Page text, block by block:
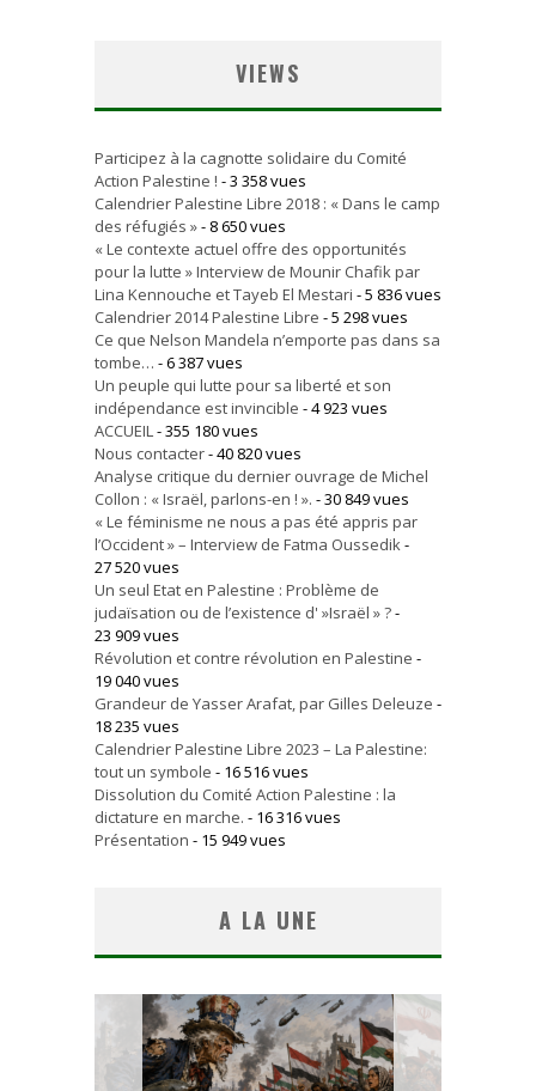
VIEWS
Participez à la cagnotte solidaire du Comité
Action Palestine ! - 3 358 vues
Calendrier Palestine Libre 2018 : « Dans le camp
des réfugiés »- 8 650 vues
« Le contexte actuel offre des opportunités
pour la lutte » Interview de Mounir Chafik par
Lina Kennouche et Tayeb El Mestari - 5 836 vues
Calendrier 2014 Palestine Libre - 5 298 vues
Ce que Nelson Mandela n’emporte pas dans sa
tombe… - 6 387 vues
Un peuple qui lutte pour sa liberté et son
indépendance est invincible - 4 923 vues
ACCUEIL- 355 180 vues
Nous contacter- 40 820 vues
Analyse critique du dernier ouvrage de Michel
Collon : « Israël, parlons-en ! ». - 30 849 vues
« Le féminisme ne nous a pas été appris par
l’Occident » – Interview de Fatma Oussedik-
27 520 vues
Un seul Etat en Palestine : Problème de
judaïsation ou de l’existence d' »Israël » ?-
23 909 vues
Révolution et contre révolution en Palestine -
19 040 vues
Grandeur de Yasser Arafat, par Gilles Deleuze -
18 235 vues
Calendrier Palestine Libre 2023 – La Palestine:
tout un symbole - 16 516 vues
Dissolution du Comité Action Palestine : la
dictature en marche. - 16 316 vues
Présentation - 15 949 vues
A LA UNE